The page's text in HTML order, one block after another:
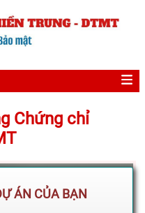
Chứng chỉ
ÁN CỦA BẠN